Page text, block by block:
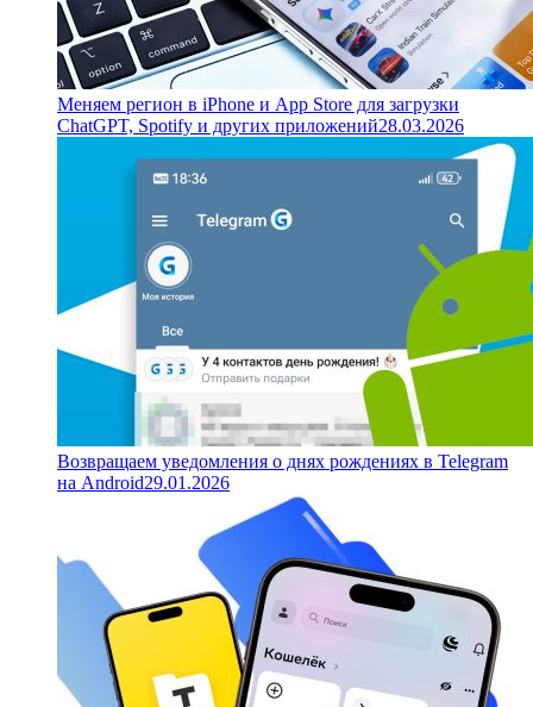
Меняем регион в iPhone и App Store для загрузки
ChatGPT, Spotify и других приложений28.03.2026
Возвращаем уведомления о днях рождениях в Telegram
на Android29.01.2026